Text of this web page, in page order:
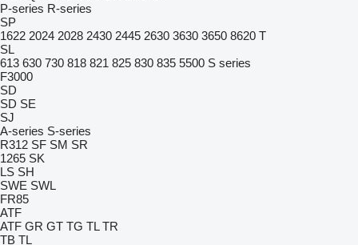
P-series R-series
SP
1622 2024 2028 2430 2445 2630 3630 3650 8620 T
SL
613 630 730 818 821 825 830 835 5500 S series
F3000
SD
SD SE
SJ
A-series S-series
R312 SF SM SR
1265 SK
LS SH
SWE SWL
FR85
ATF
ATF GR GT TG TL TR
TB TL